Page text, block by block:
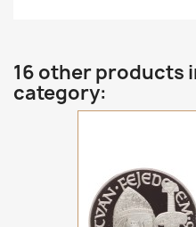
16 other products
category: